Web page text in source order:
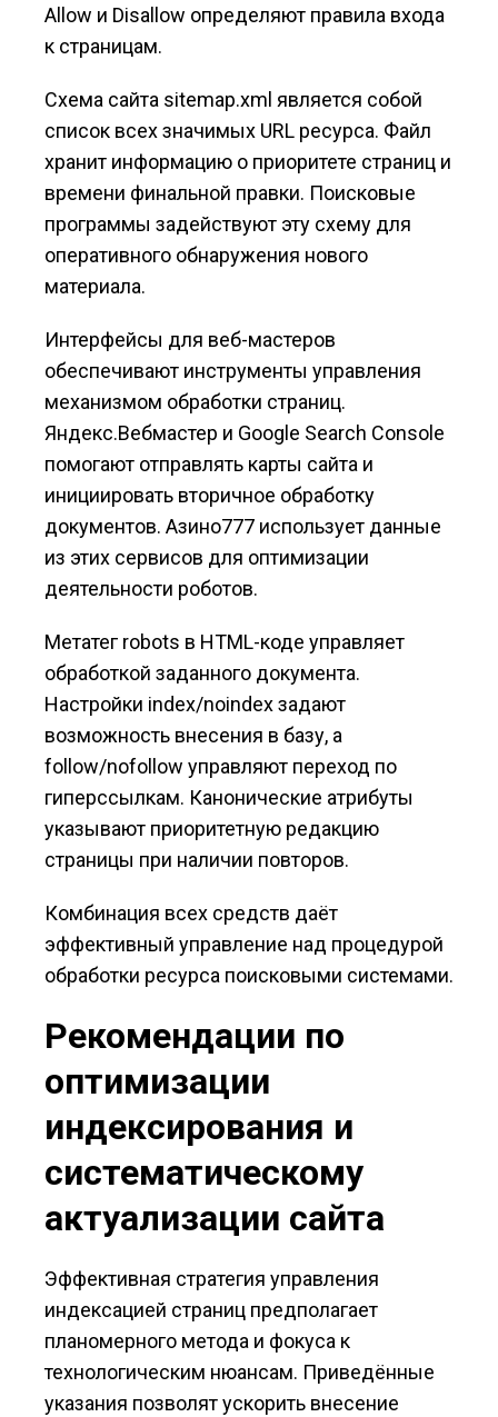
Allow и Disallow определяют правила входа
к страницам.
Схема сайта sitemap.xml является собой
список всех значимых URL ресурса. Файл
хранит информацию о приоритете страниц и
времени финальной правки. Поисковые
программы задействуют эту схему для
оперативного обнаружения нового
материала.
Интерфейсы для веб-мастеров
обеспечивают инструменты управления
механизмом обработки страниц.
Яндекс.Вебмастер и Google Search Console
помогают отправлять карты сайта и
инициировать вторичное обработку
документов. Азино777 использует данные
из этих сервисов для оптимизации
деятельности роботов.
Метатег robots в HTML-коде управляет
обработкой заданного документа.
Настройки index/noindex задают
возможность внесения в базу, а
follow/nofollow управляют переход по
гиперссылкам. Канонические атрибуты
указывают приоритетную редакцию
страницы при наличии повторов.
Комбинация всех средств даёт
эффективный управление над процедурой
обработки ресурса поисковыми системами.
Рекомендации по
оптимизации
индексирования и
систематическому
актуализации сайта
Эффективная стратегия управления
индексацией страниц предполагает
планомерного метода и фокуса к
технологическим нюансам. Приведённые
указания позволят ускорить внесение